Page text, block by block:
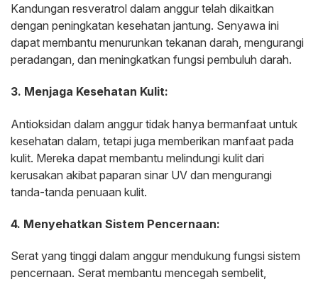
Kandungan resveratrol dalam anggur telah dikaitkan
dengan peningkatan kesehatan jantung. Senyawa ini
dapat membantu menurunkan tekanan darah, mengurangi
peradangan, dan meningkatkan fungsi pembuluh darah.
3. Menjaga Kesehatan Kulit:
Antioksidan dalam anggur tidak hanya bermanfaat untuk
kesehatan dalam, tetapi juga memberikan manfaat pada
kulit. Mereka dapat membantu melindungi kulit dari
kerusakan akibat paparan sinar UV dan mengurangi
tanda-tanda penuaan kulit.
4. Menyehatkan Sistem Pencernaan:
Serat yang tinggi dalam anggur mendukung fungsi sistem
pencernaan. Serat membantu mencegah sembelit,